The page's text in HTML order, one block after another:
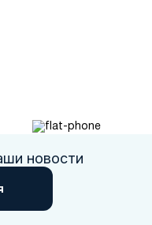
новости